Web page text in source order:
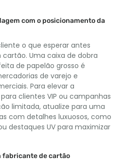
com o posicionamento da
o que esperar antes
Uma caixa de dobra
de papelão grosso é
de varejo e
Para elevar a
clientes VIP ou campanhas
limitada, atualize para uma
com detalhes luxuosos, como
destaques UV para maximizar
fabricante de cartão